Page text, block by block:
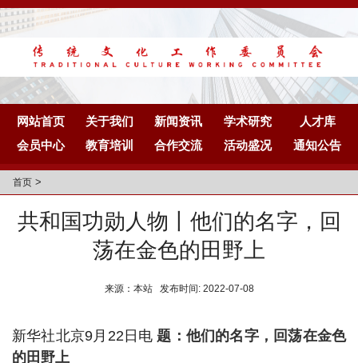
网站首页 关于我们 新闻资讯 学术研究
人才库
会员中心
教育培训 合作交流 活动盛况 通知公告
首页 >
共和国功勋人物丨他们的名字，回
荡在金色的田野上
来源：本站 发布时间: 2022-07-08
新华社北京9月22日电 题：他们的名字，回荡在金色
的田野上